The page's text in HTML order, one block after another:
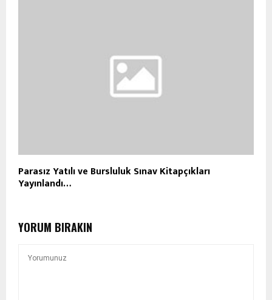
Parasız Yatılı ve Bursluluk Sınav Kitapçıkları
Yayınlandı…
YORUM BIRAKIN